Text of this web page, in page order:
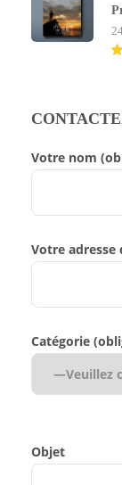
Votre nom
Votre adresse
Catégorie
Objet